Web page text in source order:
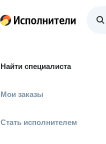
Найти специалиста
Мои заказы
Стать исполнителем